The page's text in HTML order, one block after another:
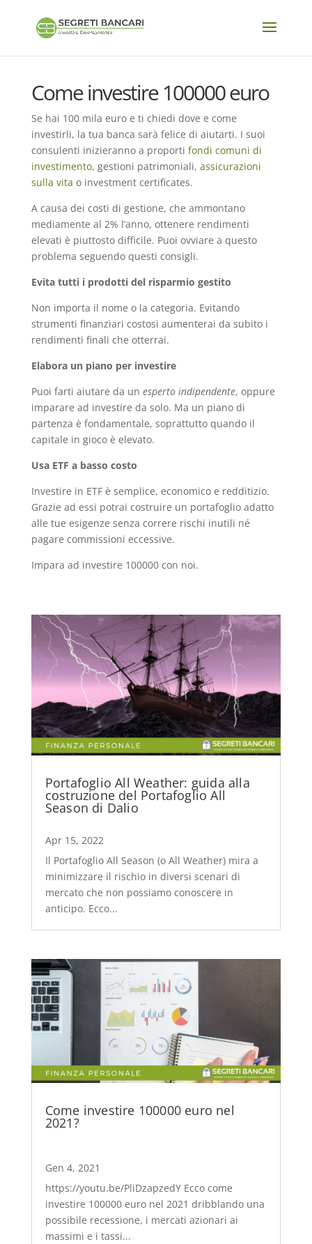
Come investire 100000 euro
Se hai 100 mila euro e ti chiedi dove e come
investirli, la tua banca sarà felice di aiutarti. I suoi
consulenti inizieranno a proporti fondi comuni di
investimento, gestioni patrimoniali, assicurazioni
sulla vita o investment certificates.
A causa dei costi di gestione, che ammontano
mediamente al 2% l’anno, ottenere rendimenti
elevati è piuttosto difficile. Puoi ovviare a questo
problema seguendo questi consigli.
Evita tutti i prodotti del risparmio gestito
Non importa il nome o la categoria. Evitando
strumenti finanziari costosi aumenterai da subito i
rendimenti finali che otterrai.
Elabora un piano per investire
Puoi farti aiutare da un esperto indipendente, oppure
imparare ad investire da solo. Ma un piano di
partenza è fondamentale, soprattutto quando il
capitale in gioco è elevato.
Usa ETF a basso costo
Investire in ETF è semplice, economico e redditizio.
Grazie ad essi potrai costruire un portafoglio adatto
alle tue esigenze senza correre rischi inutili né
pagare commissioni eccessive.
Impara ad investire 100000 con noi.
Portafoglio All Weather: guida alla
costruzione del Portafoglio All
Season di Dalio
Apr 15, 2022
Il Portafoglio All Season (o All Weather) mira a
minimizzare il rischio in diversi scenari di
mercato che non possiamo conoscere in
anticipo. Ecco...
Come investire 100000 euro nel
2021?
Gen 4, 2021
https://youtu.be/PliDzapzedY Ecco come
investire 100000 euro nel 2021 dribblando una
possibile recessione, i mercati azionari ai
massimi e i tassi...